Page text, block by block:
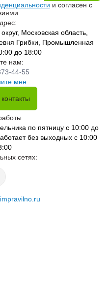
и согласен с
Московская область,
Грибки, Промышленная
до 18:00
нам:
44-55
мне
по пятницу с 10:00 до
без выходных с 10:00
сетях: